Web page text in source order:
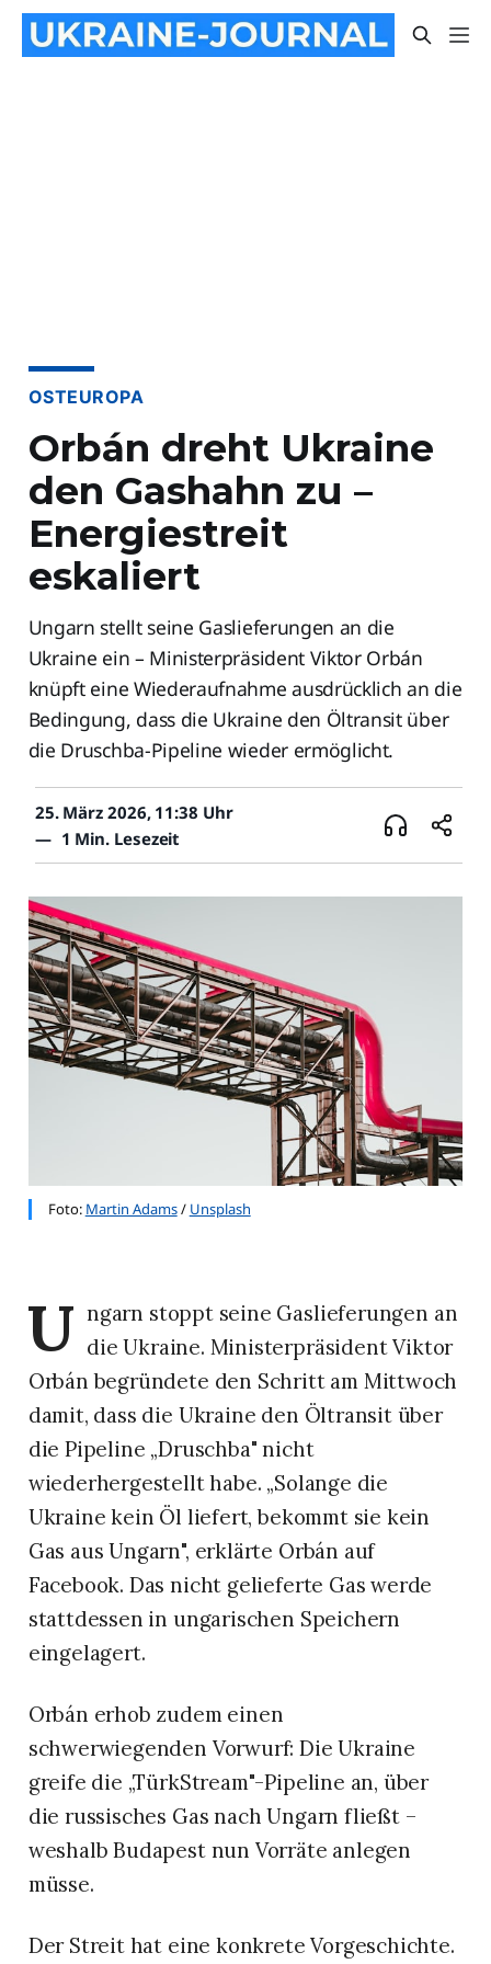
OSTEUROPA
Orbán dreht Ukraine
den Gashahn zu –
Energiestreit
eskaliert
Ungarn stellt seine Gaslieferungen an die
Ukraine ein – Ministerpräsident Viktor Orbán
knüpft eine Wiederaufnahme ausdrücklich an die
Bedingung, dass die Ukraine den Öltransit über
die Druschba-Pipeline wieder ermöglicht.
25. März 2026, 11:38 Uhr
— 1 Min. Lesezeit
Foto: Martin Adams / Unsplash
U ngarn stoppt seine Gaslieferungen an
die Ukraine. Ministerpräsident Viktor
Orbán begründete den Schritt am Mittwoch
damit, dass die Ukraine den Öltransit über
die Pipeline „Druschba" nicht
wiederhergestellt habe. „Solange die
Ukraine kein Öl liefert, bekommt sie kein
Gas aus Ungarn", erklärte Orbán auf
Facebook. Das nicht gelieferte Gas werde
stattdessen in ungarischen Speichern
eingelagert.
Orbán erhob zudem einen
schwerwiegenden Vorwurf: Die Ukraine
greife die „TürkStream"-Pipeline an, über
die russisches Gas nach Ungarn fließt –
weshalb Budapest nun Vorräte anlegen
müsse.
Der Streit hat eine konkrete Vorgeschichte.